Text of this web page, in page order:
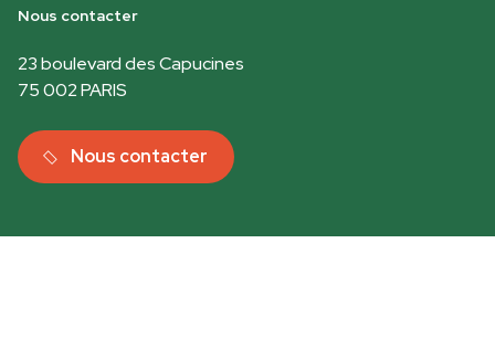
Nous contacter
23 boulevard des Capucines
75 002 PARIS
Nous contacter